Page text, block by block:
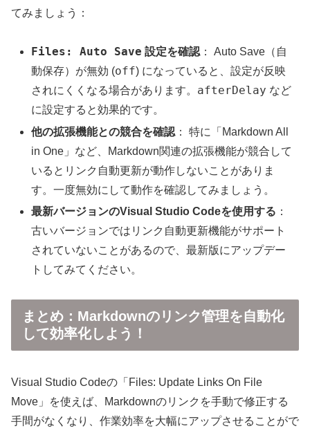
てみましょう：
Files: Auto Save 設定を確認： Auto Save（自
動保存）が無効 (off) になっていると、設定が反映
されにくくなる場合があります。 afterDelay など
に設定すると効果的です。
他の拡張機能との競合を確認 ： 特に「Markdown All
in One」など、Markdown関連の拡張機能が競合して
いるとリンク自動更新が動作しないことがありま
す。一度無効にして動作を確認してみましょう。
最新バージョンのVisual Studio Codeを使用する ：
古いバージョンではリンク自動更新機能がサポート
されていないことがあるので、最新版にアップデー
トしてみてください。
まとめ：Markdownのリンク管理を自動化
して効率化しよう！
Visual Studio Codeの「Files: Update Links On File
Move」を使えば、Markdownのリンクを手動で修正する
手間がなくなり、作業効率を大幅にアップさせることがで